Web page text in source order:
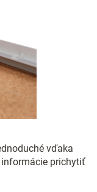
vďaka
informácie prichytiť